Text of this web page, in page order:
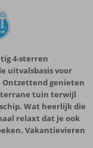
4-sterren
uitvalsbasis voor
Ontzettend genieten
tuin terwijl
Wat heerlijk die
relaxt dat je ook
Vakantievieren